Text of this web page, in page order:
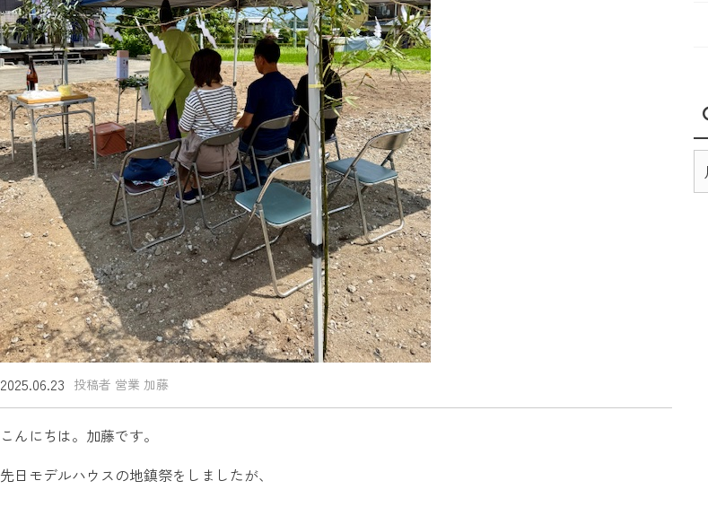
2025.06.23 投稿者 営業 加藤
こんにちは。加藤です。
先日モデルハウスの地鎮祭をしましたが、